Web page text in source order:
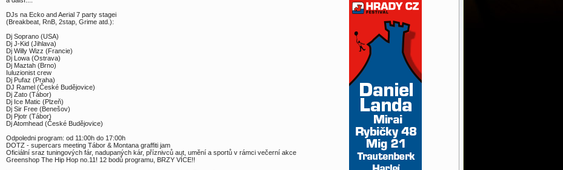
DJs na Ecko and Aerial 7 party stagei
(Breakbeat, RnB, 2stap, Grime atd.):
Dj Soprano (USA)
Dj J-Kid (Jihlava)
Dj Willy Wizz (Francie)
Dj Lowa (Ostrava)
Dj Maztah (Brno)
Iuluzionist crew
Dj Pufaz (Praha)
DJ Ramel (České Budějovice)
Dj Zato (Tábor)
Dj Ice Matic (Plzeň)
Dj Sir Free (Benešov)
Dj Pjotr (Tábor)
Dj Atomhead (České Budějovice)
Odpoledni program: od 11:00h do 17:00h
DOTZ - supercars meeting Tábor & Montana graffiti jam
Oficiální sraz tuningových fár, nadupaných kár, příznivců aut, umění a sportů v rámci večerní akce
Greenshop The Hip Hop no.11! 12 bodů programu, BRZY VÍCE!!